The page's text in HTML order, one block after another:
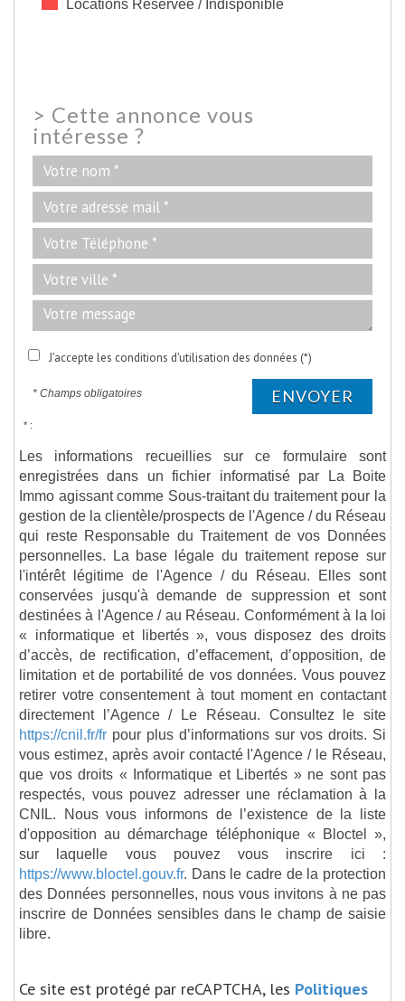
Locations Réservée / Indisponible
> Cette annonce vous
intéresse ?
J'accepte les conditions d'utilisation des données (*)
* Champs obligatoires ENVOYER
* :
Les informations recueillies sur ce formulaire sont
enregistrées dans un fichier informatisé par La Boite
Immo agissant comme Sous-traitant du traitement pour la
gestion de la clientèle/prospects de l'Agence / du Réseau
qui reste Responsable du Traitement de vos Données
personnelles. La base légale du traitement repose sur
l'intérêt légitime de l'Agence / du Réseau. Elles sont
conservées jusqu'à demande de suppression et sont
destinées à l'Agence / au Réseau. Conformément à la loi
« informatique et libertés », vous disposez des droits
d’accès, de rectification, d’effacement, d’opposition, de
limitation et de portabilité de vos données. Vous pouvez
retirer votre consentement à tout moment en contactant
directement l’Agence / Le Réseau. Consultez le site
https://cnil.fr/fr pour plus d’informations sur vos droits. Si
vous estimez, après avoir contacté l'Agence / le Réseau,
que vos droits « Informatique et Libertés » ne sont pas
respectés, vous pouvez adresser une réclamation à la
CNIL. Nous vous informons de l’existence de la liste
d'opposition au démarchage téléphonique « Bloctel »,
sur laquelle vous pouvez vous inscrire ici :
https://www.bloctel.gouv.fr. Dans le cadre de la protection
des Données personnelles, nous vous invitons à ne pas
inscrire de Données sensibles dans le champ de saisie
libre.
Ce site est protégé par reCAPTCHA, les Politiques